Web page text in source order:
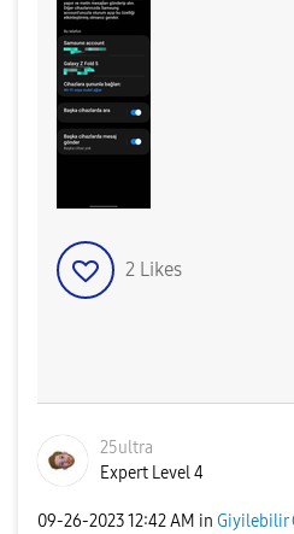
2 Likes
25ultra
Expert Level 4
‎09-26-202312:42 AM in Giyilebilir